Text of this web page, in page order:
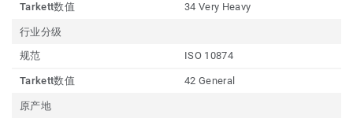
Tarkett数值 34 Very Heavy
行业分级
规范
ISO 10874
Tarkett数值 42 General
原产地